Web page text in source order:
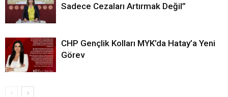
Sadece Cezaları Artırmak Değil”
CHP Gençlik Kolları MYK’da Hatay’a Yeni
Görev